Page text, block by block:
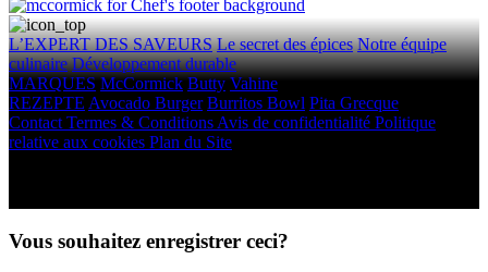
L’EXPERT DES SAVEURS Le secret des épices Notre équipe
culinaire Développement durable
MARQUES McCormick Butty Vahine
REZEPTE Avocado Burger Burritos Bowl Pita Grecque
Contact Termes & Conditions Avis de confidentialité Politique
relative aux cookies Plan du Site
Vous souhaitez enregistrer ceci?